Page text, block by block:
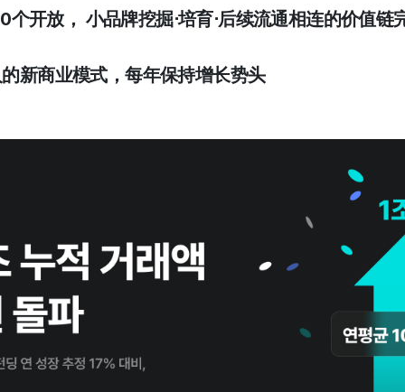
个开放， 小品牌挖掘⋅培育⋅后续流通相连的价值
新商业模式，每年保持增长势头